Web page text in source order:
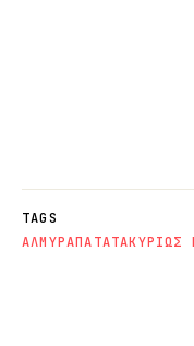
TAGS
ΑΛΜΥΡΑΠΑΤΑΤΑΚΥΡΙΩΣ